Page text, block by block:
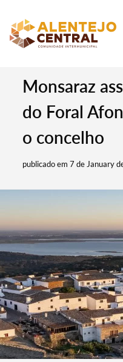
Monsaraz
do Foral
o concelho
publicado em 7 de January